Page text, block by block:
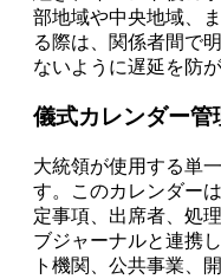
部地域や中央地域、
る際は、関係者間で
ないように遅延を防
儀式カレンダー管
大統領が使用する単
す。このカレンダー
定事項、出席者、処
ブジャーナルと連携
ト機関、公共事業、